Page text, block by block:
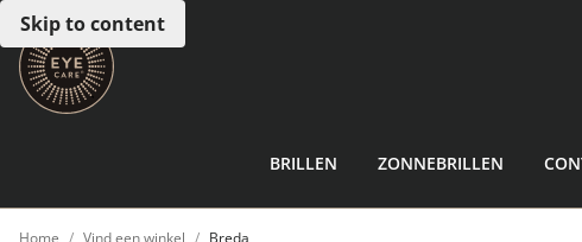
Skip to content
BRILLEN ZONNEBRILLEN
Home Vind een winkel Breda